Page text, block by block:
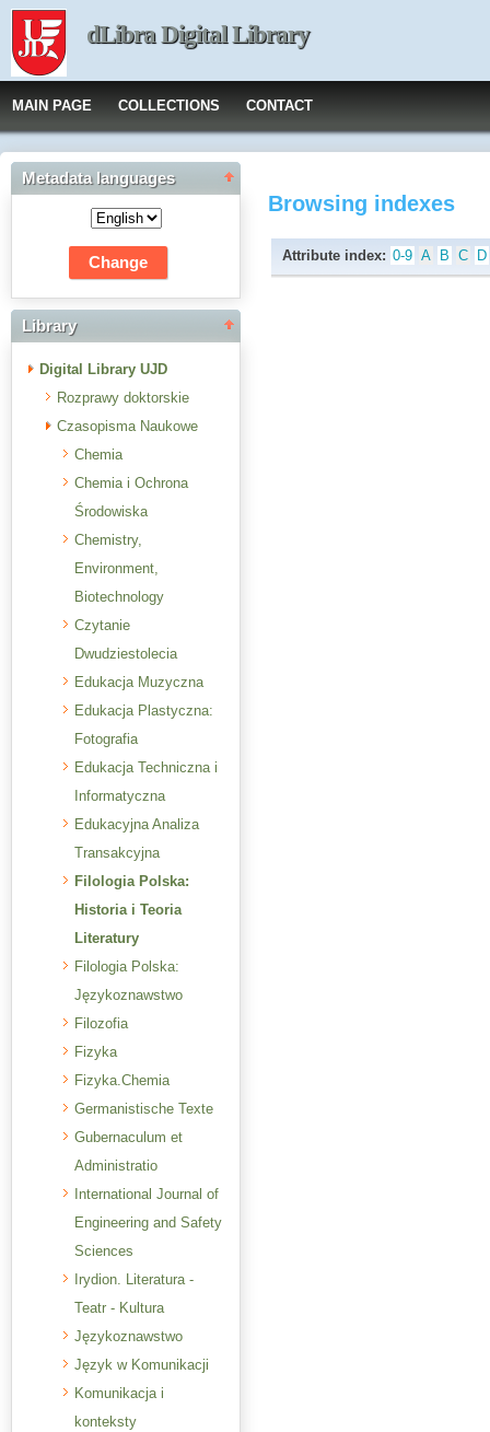
dLibra Digital Library
MAIN PAGE COLLECTIONS CONTACT
Metadata languages
Library
Digital Library UJD
Rozprawy doktorskie
Czasopisma Naukowe
Chemia
Chemia i Ochrona
Środowiska
Chemistry,
Environment,
Biotechnology
Czytanie
Dwudziestolecia
Edukacja Muzyczna
Edukacja Plastyczna:
Fotografia
Edukacja Techniczna i
Informatyczna
Edukacyjna Analiza
Transakcyjna
Filologia Polska:
Historia i Teoria
Literatury
Filologia Polska:
Językoznawstwo
Filozofia
Fizyka
Fizyka.Chemia
Germanistische Texte
Gubernaculum et
Administratio
International Journal of
Engineering and Safety
Sciences
Irydion. Literatura -
Teatr - Kultura
Językoznawstwo
Język w Komunikacji
Komunikacja i
konteksty
Browsing indexes
Attribute index: 0-9 A B C D